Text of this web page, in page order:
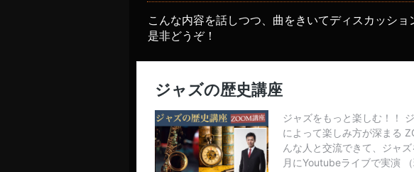
こんな内容を話しつつ、曲をきいてディスカッショ
是非どうぞ！